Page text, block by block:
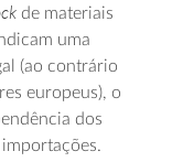
de materiais
uma
(ao contrário
europeus), o
dos